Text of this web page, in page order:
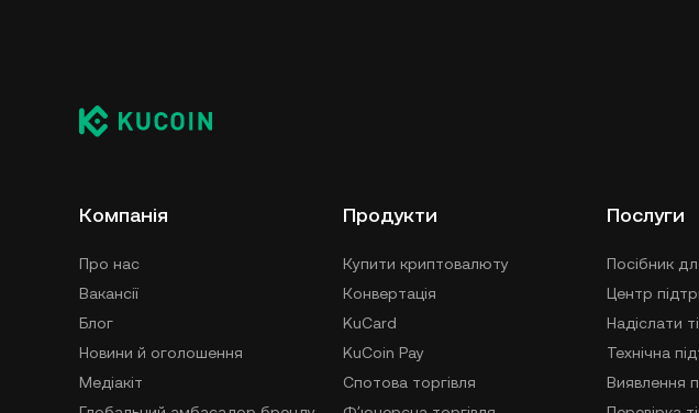
Компанія
Про нас
Вакансії
Блог
Новини й оголошення
Медіакіт
Продукти
Купити криптовалюту
Конвертація
KuCard
KuCoin Pay
Спотова торгівля
Послуги
Посібник
Центр
Надіслати
Технічна
Виявлення